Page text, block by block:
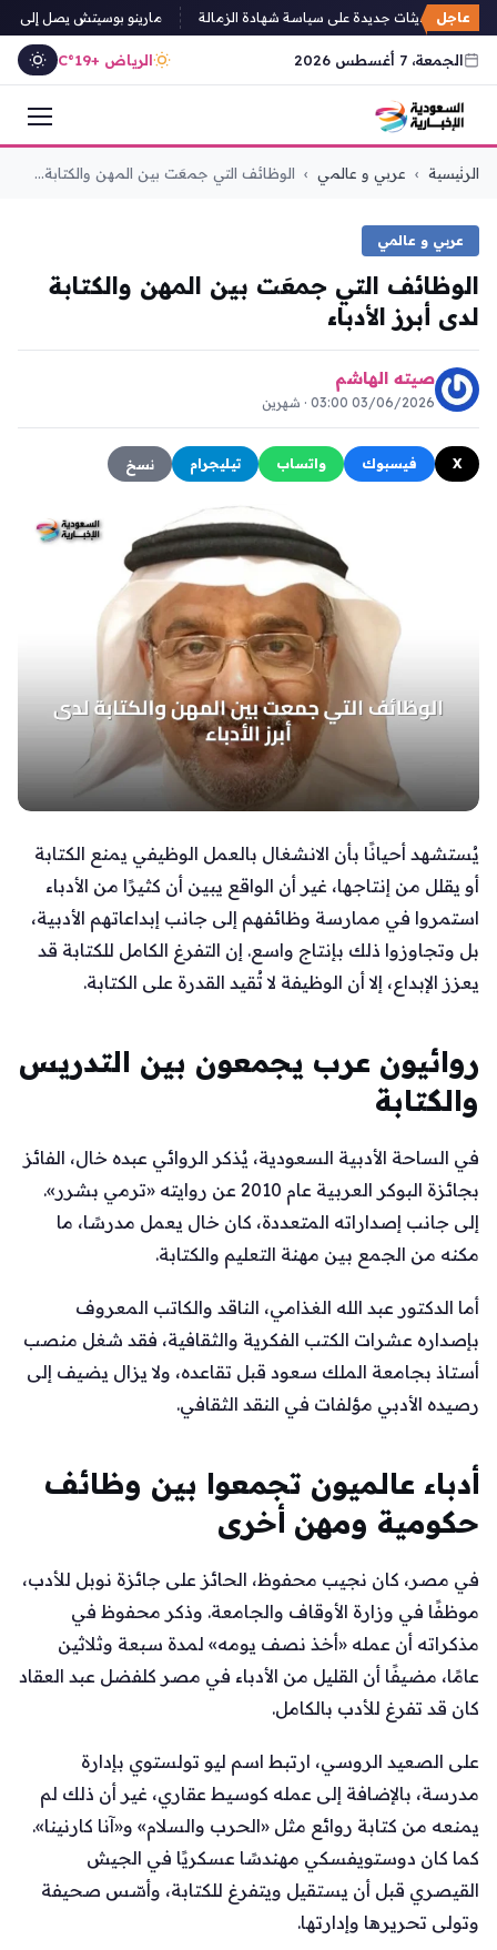
عاجل
تحدث تحديثات جديدة على سياسة شهادة الزمالة مارينو بوسيتش يصل إلى جدة
الجمعة، 7 أغسطس 2026 الرياض +19°C
التجاوز
الرئيسية › عربي و عالمي › الوظائف التي جمعَت بين المهن والكتابة...
عربي و عالمي
الوظائف التي جمعَت بين المهن والكتابة
لدى أبرز الأدباء
صيته الهاشم
03/06/2026 03:00 · شهرين
X فيسبوك واتساب تيليجرام نسخ
يُستشهد أحيانًا بأن الانشغال بالعمل الوظيفي يمنع الكتابة
أو يقلل من إنتاجها، غير أن الواقع يبين أن كثيرًا من الأدباء
استمروا في ممارسة وظائفهم إلى جانب إبداعاتهم الأدبية،
بل وتجاوزوا ذلك بإنتاج واسع. إن التفرغ الكامل للكتابة قد
يعزز الإبداع، إلا أن الوظيفة لا تُقيد القدرة على الكتابة.
روائيون عرب يجمعون بين التدريس
والكتابة
في الساحة الأدبية السعودية، يُذكر الروائي عبده خال، الفائز
بجائزة البوكر العربية عام 2010 عن روايته «ترمي بشرر».
إلى جانب إصداراته المتعددة، كان خال يعمل مدرسًا، ما
مكنه من الجمع بين مهنة التعليم والكتابة.
أما الدكتور عبد الله الغذامي، الناقد والكاتب المعروف
بإصداره عشرات الكتب الفكرية والثقافية، فقد شغل منصب
أستاذ بجامعة الملك سعود قبل تقاعده، ولا يزال يضيف إلى
رصيده الأدبي مؤلفات في النقد الثقافي.
أدباء عالميون تجمعوا بين وظائف
حكومية ومهن أخرى
في مصر، كان نجيب محفوظ، الحائز على جائزة نوبل للأدب،
موظفًا في وزارة الأوقاف والجامعة. وذكر محفوظ في
مذكراته أن عمله «أخذ نصف يومه» لمدة سبعة وثلاثين
عامًا، مضيفًا أن القليل من الأدباء في مصر كلفضل عبد العقاد
كان قد تفرغ للأدب بالكامل.
على الصعيد الروسي، ارتبط اسم ليو تولستوي بإدارة
مدرسة، بالإضافة إلى عمله كوسيط عقاري، غير أن ذلك لم
يمنعه من كتابة روائع مثل «الحرب والسلام» و«آنا كارنينا».
كما كان دوستويفسكي مهندسًا عسكريًا في الجيش
القيصري قبل أن يستقيل ويتفرغ للكتابة، وأسّس صحيفة
وتولى تحريرها وإدارتها.